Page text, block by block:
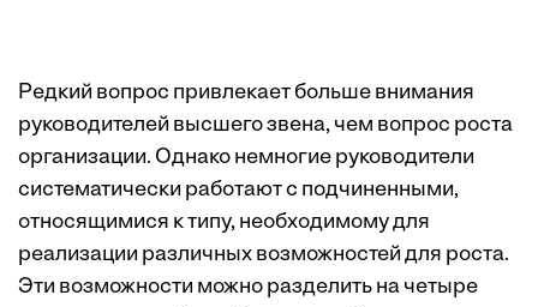
Редкий вопрос привлекает больше внимания
руководителей высшего звена, чем вопрос роста
организации. Однако немногие руководители
систематически работают с подчиненными,
относящимися к типу, необходимому для
реализации различных возможностей для роста.
Эти возможности можно разделить на четыре